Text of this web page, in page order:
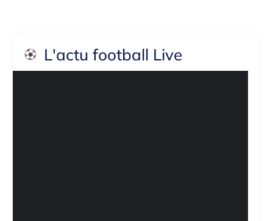
L'actu football Live